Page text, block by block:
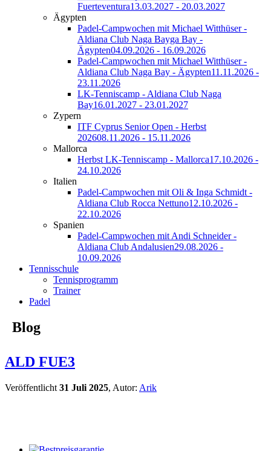
Fuerteventura13.03.2027 - 20.03.2027
Ägypten
Padel-Campwochen mit Michael Witthüser -
Aldiana Club Naga Bayga Bay -
Ägypten04.09.2026 - 16.09.2026
Padel-Campwochen mit Michael Witthüser -
Aldiana Club Naga Bay - Ägypten11.11.2026 -
23.11.2026
LK-Tenniscamp - Aldiana Club Naga
Bay16.01.2027 - 23.01.2027
Zypern
ITF Cyprus Senior Open - Herbst
202608.11.2026 - 15.11.2026
Mallorca
Herbst LK-Tenniscamp - Mallorca17.10.2026 -
24.10.2026
Italien
Padel-Campwochen mit Oli & Inga Schmidt -
Aldiana Club Rocca Nettuno12.10.2026 -
22.10.2026
Spanien
Padel-Campwochen mit Andi Schneider -
Aldiana Club Andalusien29.08.2026 -
10.09.2026
Tennisschule
Tennisprogramm
Trainer
Padel
Blog
ALD FUE3
Veröffentlicht 31 Juli 2025, Autor: Arik